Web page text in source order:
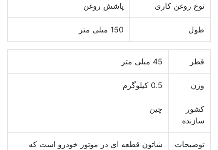
نوع روغن کاری پاشش روغن
طول 150 میلی متر
قطر 45 میلی متر
وزن 0.5 کیلوگرم
کشور
سازنده
چین
توضیحات
شاتون قطعه ای در موتور خودرو است که